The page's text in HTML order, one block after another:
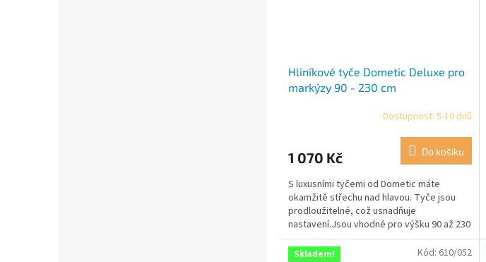
Hliníkové tyče Dometic Deluxe pro
markýzy 90 - 230 cm
Dostupnost: 5-10 dnů
1 070 Kč Do košíku
S luxusními tyčemi od Dometic máte
okamžitě střechu nad hlavou. Tyče jsou
prodloužitelné, což usnadňuje
nastavení.Jsou vhodné pro výšku 90 až 230
cm a rovnoměrně rozloží váhu.
Skladem! Kód: 610/052